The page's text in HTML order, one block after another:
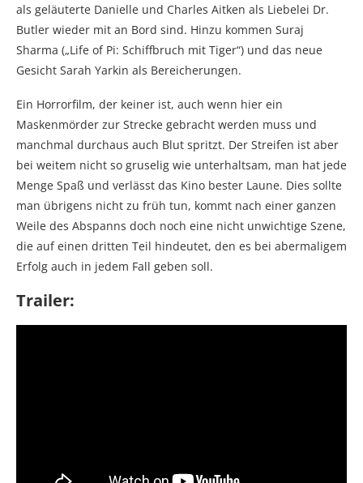
als geläuterte Danielle und Charles Aitken als Liebelei Dr.
Butler wieder mit an Bord sind. Hinzu kommen Suraj
Sharma („Life of Pi: Schiffbruch mit Tiger“) und das neue
Gesicht Sarah Yarkin als Bereicherungen.
Ein Horrorfilm, der keiner ist, auch wenn hier ein
Maskenmörder zur Strecke gebracht werden muss und
manchmal durchaus auch Blut spritzt. Der Streifen ist aber
bei weitem nicht so gruselig wie unterhaltsam, man hat jede
Menge Spaß und verlässt das Kino bester Laune. Dies sollte
man übrigens nicht zu früh tun, kommt nach einer ganzen
Weile des Abspanns doch noch eine nicht unwichtige Szene,
die auf einen dritten Teil hindeutet, den es bei abermaligem
Erfolg auch in jedem Fall geben soll.
Trailer: